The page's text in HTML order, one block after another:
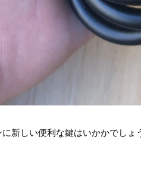
新しい便利な鍵はいかかでしょ